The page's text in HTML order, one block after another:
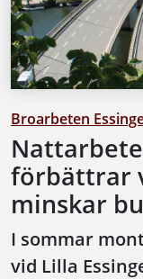
Broarbeten
förbättrar
minskar
I sommar
vid Lilla